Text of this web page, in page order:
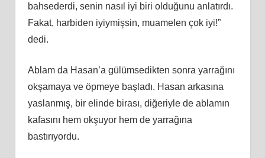
bahsederdi, senin nasıl iyi biri olduğunu anlatırdı.
Fakat, harbiden iyiymişsin, muamelen çok iyi!”
dedi.
Ablam da Hasan’a gülümsedikten sonra yarrağını
okşamaya ve öpmeye başladı. Hasan arkasına
yaslanmış, bir elinde birası, diğeriyle de ablamın
kafasını hem okşuyor hem de yarrağına
bastırıyordu.